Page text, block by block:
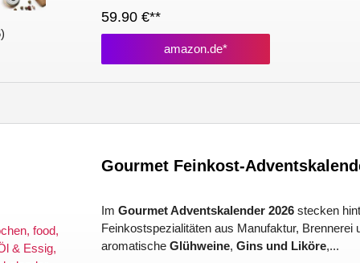
59.90 €**
amazon.de*
Gourmet Feinkost-
ImGourmet Adventskalender 2026 stecken
Feinkostspezialitäten aus Manufaktur, Brennerei
aromatischeGlühweine,Gins und Liköre,...